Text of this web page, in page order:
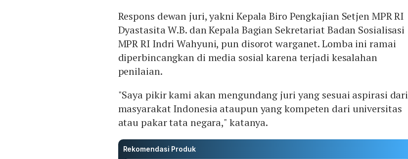
Respons dewan juri, yakni Kepala Biro Pengkajian Setjen MPR RI
Dyastasita W.B. dan Kepala Bagian Sekretariat Badan Sosialisasi
MPR RI Indri Wahyuni, pun disorot warganet. Lomba ini ramai
diperbincangkan di media sosial karena terjadi kesalahan
penilaian.
"Saya pikir kami akan mengundang juri yang sesuai aspirasi dari
masyarakat Indonesia ataupun yang kompeten dari universitas
atau pakar tata negara," katanya.
Rekomendasi Produk